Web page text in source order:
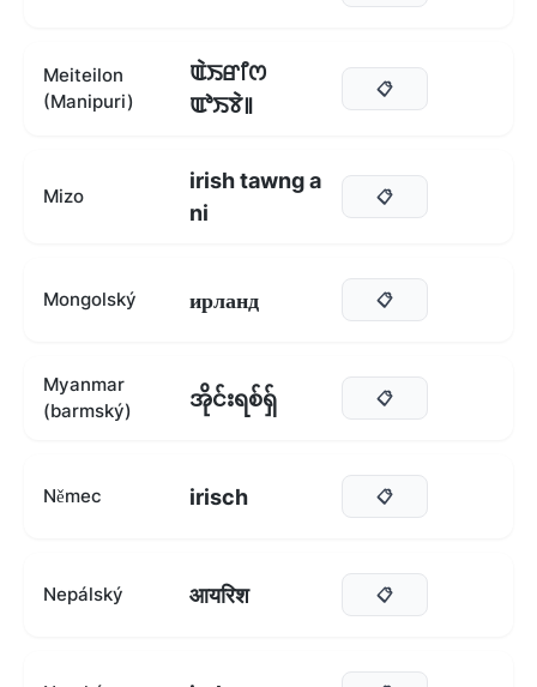
Meiteilon
(Manipuri)
ꯑꯥꯏꯔꯤꯁ
ꯑꯣꯏꯕꯥ꯫
📋
Mizo
irish tawng a
ni
📋
Mongolský ирланд 📋
Myanmar
(barmský)
အိုင်းရစ်ရှ် 📋
Němec irisch 📋
Nepálský आयरिश 📋